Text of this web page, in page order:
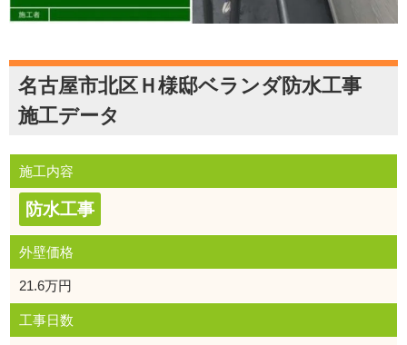
名古屋市北区Ｈ様邸ベランダ防水工事
施工データ
施工内容
防水工事
外壁価格
21.6万円
工事日数